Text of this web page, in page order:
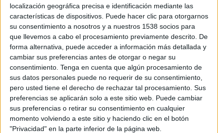
localización geográfica precisa e identificación mediante las
características de dispositivos. Puede hacer clic para otorgarnos
su consentimiento a nosotros y a nuestros 1538 socios para
que llevemos a cabo el procesamiento previamente descrito. De
forma alternativa, puede acceder a información más detallada y
cambiar sus preferencias antes de otorgar o negar su
consentimiento. Tenga en cuenta que algún procesamiento de
sus datos personales puede no requerir de su consentimiento,
pero usted tiene el derecho de rechazar tal procesamiento. Sus
preferencias se aplicarán solo a este sitio web. Puede cambiar
sus preferencias o retirar su consentimiento en cualquier
momento volviendo a este sitio y haciendo clic en el botón
"Privacidad" en la parte inferior de la página web.
NOTÍCIES MÉS LLEGIDES
SOS Costa Brava recorre la llicència del
nul·litat
Detingut un home a l’Estartit després
de robar un mòbil durant el mercat
setmanal